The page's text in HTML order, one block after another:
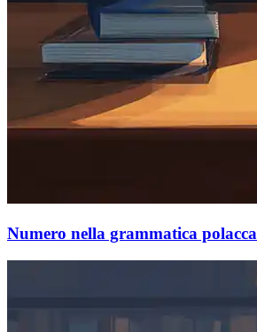
Numero nella grammatica polacca